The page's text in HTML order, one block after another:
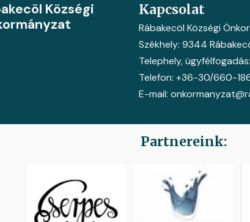
Községi
Kapcsolat
Rábakecöl Községi
Székhely: 9344
Telephely,
Telefon: +36-30/660-
E-mail:
Partnereink: